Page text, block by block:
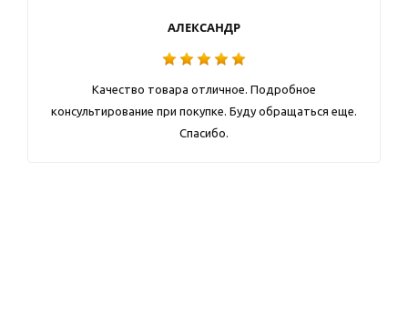
АЛЕКСАНДР
Качество товара отличное. Подробное
консультирование при покупке. Буду обращаться еще.
Спасибо.